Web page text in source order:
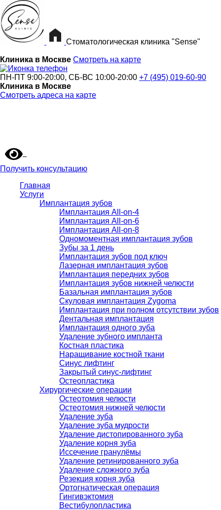
Стоматологическая клиника "Sense"
Клиника в Москве Смотреть на карте
ПН-ПТ 9:00-20:00, СБ-ВС 10:00-20:00 +7 (495) 019-60-90
Клиника в Москве
Смотреть адреса на карте
Получить консультацию
Главная
Услуги
Имплантация зубов
Имплантация All-on-4
Имплантация All-on-6
Имплантация All-on-8
Одномоментная имплантация зубов
Зубы за 1 день
Имплантация зубов под ключ
Лазерная имплантация зубов
Имплантация передних зубов
Имплантация зубов нижней челюсти
Базальная имплантация зубов
Скуловая имплантация Zygoma
Имплантация при полном отсутствии зубов
Дентальная имплантация
Имплантация одного зуба
Удаление зубного импланта
Костная пластика
Наращивание костной ткани
Синус лифтинг
Закрытый синус-лифтинг
Остеопластика
Хирургические операции
Остеотомия челюсти
Остеотомия нижней челюсти
Удаление зуба
Удаление зуба мудрости
Удаление дистопированного зуба
Удаление корня зуба
Иссечение гранулёмы
Удаление ретинированного зуба
Удаление сложного зуба
Резекция корня зуба
Ортогнатическая операция
Гингивэктомия
Вестибулопластика